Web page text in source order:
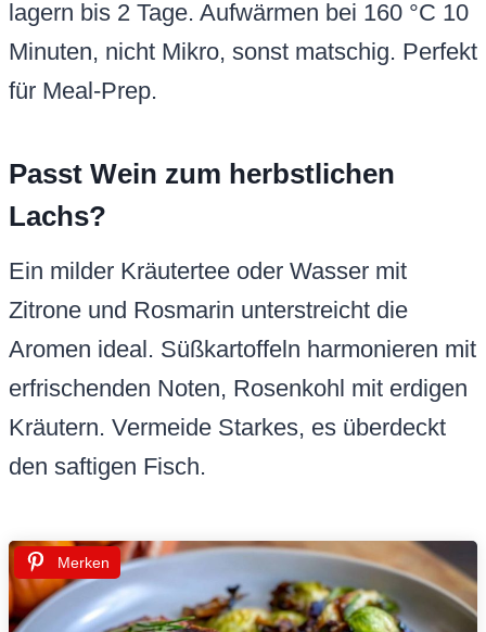
lagern bis 2 Tage. Aufwärmen bei 160 °C 10
Minuten, nicht Mikro, sonst matschig. Perfekt
für Meal-Prep.
Passt Wein zum herbstlichen
Lachs?
Ein milder Kräutertee oder Wasser mit
Zitrone und Rosmarin unterstreicht die
Aromen ideal. Süßkartoffeln harmonieren mit
erfrischenden Noten, Rosenkohl mit erdigen
Kräutern. Vermeide Starkes, es überdeckt
den saftigen Fisch.
Merken